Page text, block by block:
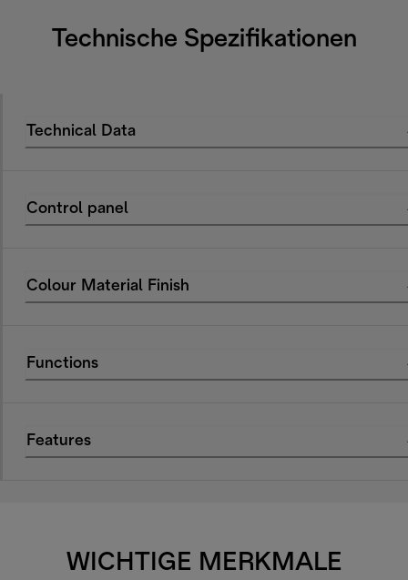
Technische Spezifikationen
Technical Data
Control panel
Colour Material Finish
Functions
Features
WICHTIGE MERKMALE